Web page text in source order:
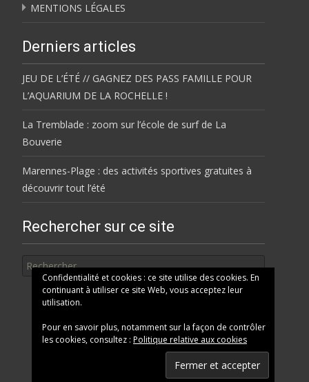
MENTIONS LÉGALES
Derniers articles
JEU DE L’ÉTÉ // GAGNEZ DES PASS FAMILLE POUR
L’AQUARIUM DE LA ROCHELLE !
La Tremblade : zoom sur l’école de surf de La
Bouverie
Marennes-Plage : des activités sportives gratuites à
découvrir tout l’été
Rechercher sur ce site
Confidentialité et cookies : ce site utilise des cookies. En
continuant à utiliser ce site Web, vous acceptez leur
utilisation.
Pour en savoir plus, notamment sur la façon de contrôler
les cookies, consultez : Politique relative aux cookies